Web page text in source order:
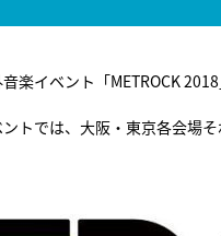
イベント「METROCK 2018
トでは、大阪・東京各会場